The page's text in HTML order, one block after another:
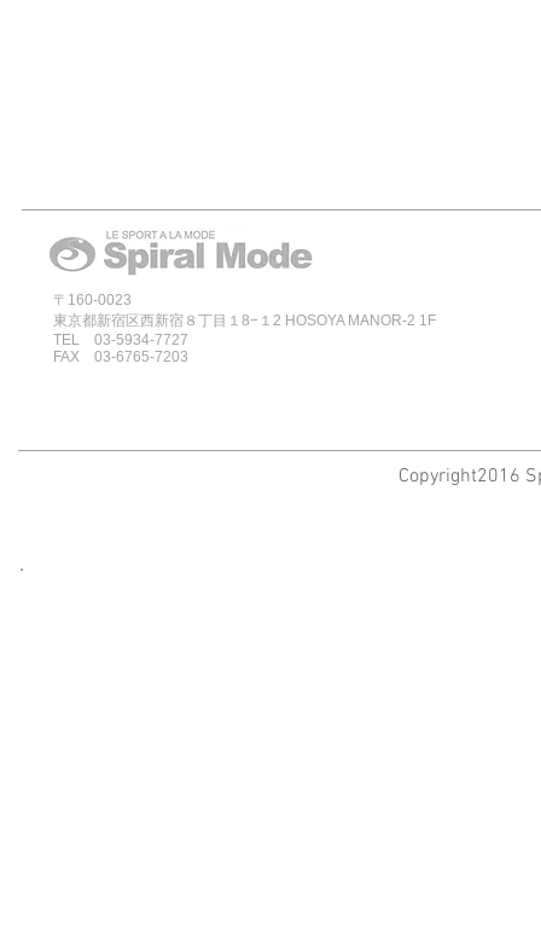
〒160-0023
東京都新宿区西新宿８丁目１8−１2 HOSOYA MANOR-2 1F
TEL 03-5934-7727
FAX 03-6765-7203
Copyright2016